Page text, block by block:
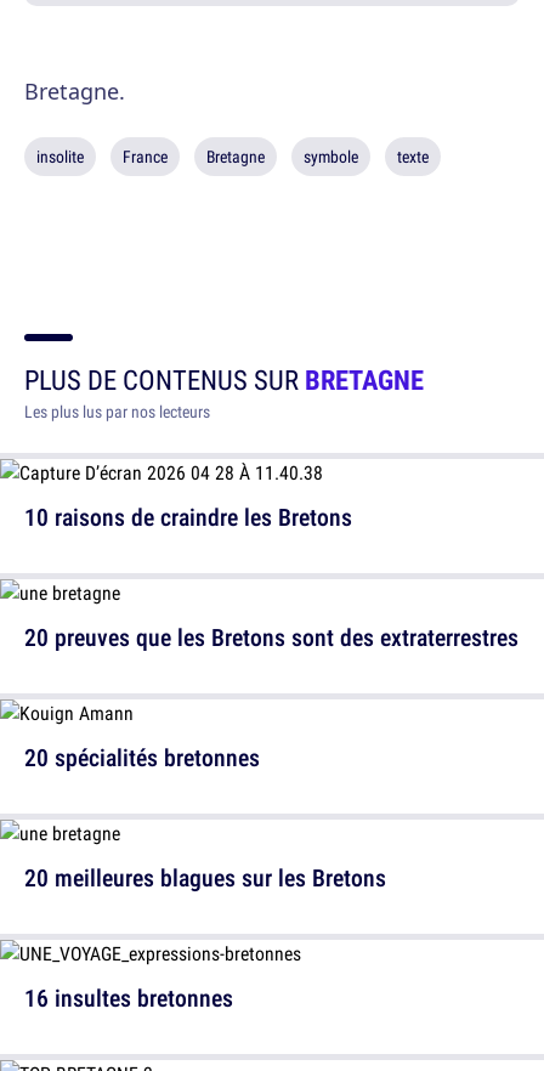
Bretagne.
insolite France Bretagne symbole texte
PLUS DE CONTENUS SURBRETAGNE
Les plus lus par nos lecteurs
10 raisons de craindre les Bretons
20 spécialités bretonnes
16 insultes bretonnes
20 preuves que les Bretons sont des extraterrestres
20 meilleures blagues sur les Bretons